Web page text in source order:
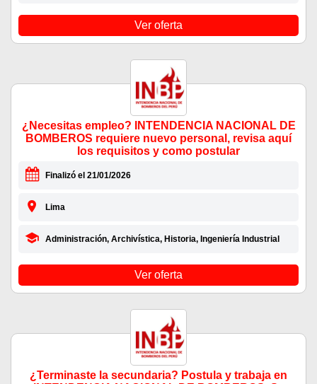
Ver oferta
¿Necesitas empleo? INTENDENCIA NACIONAL DE
BOMBEROS requiere nuevo personal, revisa aquí
los requisitos y como postular
Finalizó el 21/01/2026
Lima
Administración, Archivística, Historia, Ingeniería Industrial
Ver oferta
¿Terminaste la secundaria? Postula y trabaja en